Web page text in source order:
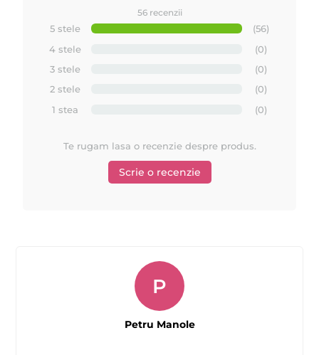
56 recenzii
5 stele
(56)
4 stele
(0)
3 stele
(0)
2 stele
(0)
1 stea
(0)
Te rugam lasa o recenzie despre produs.
Scrie o recenzie
P
Petru Manole